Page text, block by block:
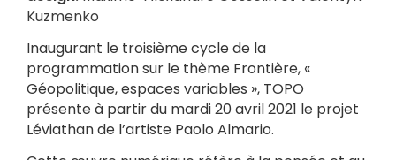
Kuzmenko
Inaugurant le troisième cycle de la
programmation sur le thème Frontière, «
Géopolitique, espaces variables », TOPO
présente à partir du mardi 20 avril 2021 le projet
Léviathan de l’artiste Paolo Almario.